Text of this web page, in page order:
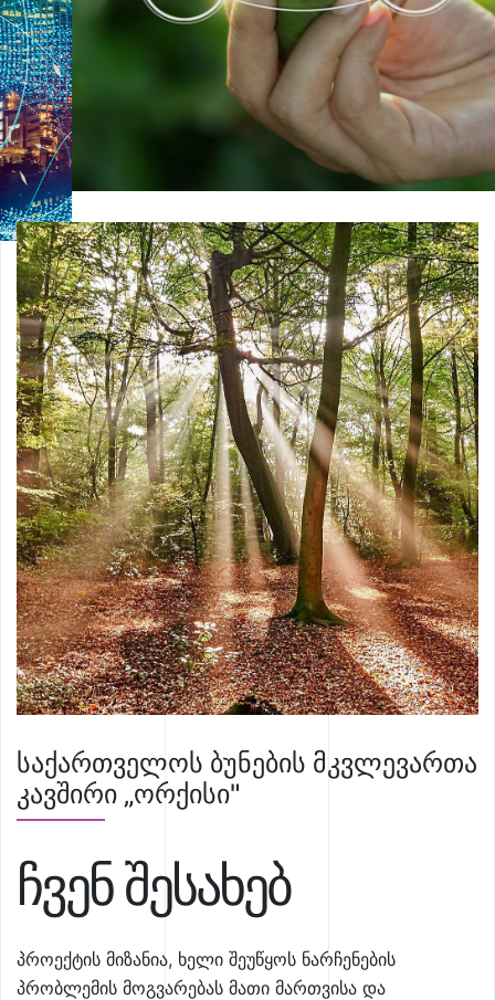
საქართველოს ბუნების მკვლევართა
კავშირი „ორქისი"
ჩვენ შესახებ
პროექტის მიზანია, ხელი შეუწყოს ნარჩენების
პრობლემის მოგვარებას მათი მართვისა და